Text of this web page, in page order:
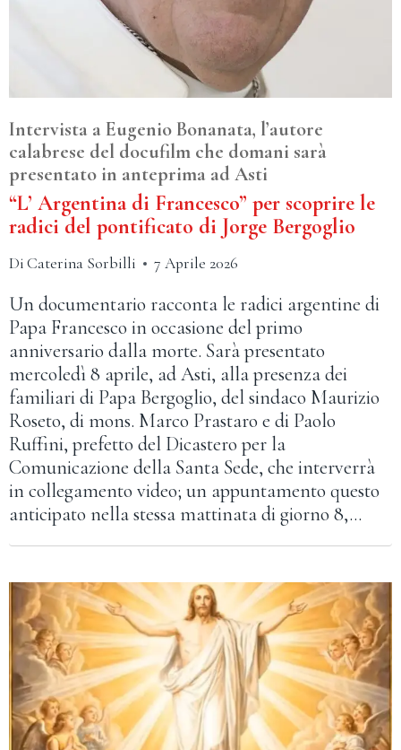
Intervista a Eugenio Bonanata, l’autore
calabrese del docufilm che domani sarà
presentato in anteprima ad Asti
“L’ Argentina di Francesco” per scoprire le
radici del pontificato di Jorge Bergoglio
DiCaterina Sorbilli 7 Aprile 2026
Un documentario racconta le radici argentine di
Papa Francesco in occasione del primo
anniversario dalla morte. Sarà presentato
mercoledì 8 aprile, ad Asti, alla presenza dei
familiari di Papa Bergoglio, del sindaco Maurizio
Roseto, di mons. Marco Prastaro e di Paolo
Ruffini, prefetto del Dicastero per la
Comunicazione della Santa Sede, che interverrà
in collegamento video; un appuntamento questo
anticipato nella stessa mattinata di giorno 8,…